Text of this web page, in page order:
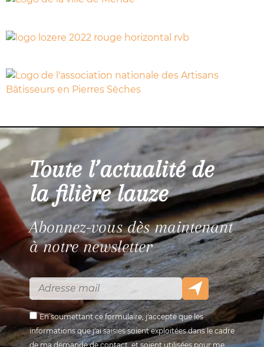
Toute l’actualité de
la filière lauze
Abonnez-vous dès maintenant
à notre newsletter
En soumettant ce formulaire, j'accepte que les
informations que j'ai saisies soient exploitées dans le cadre
de ma demande de contact, et soient utilisées pour me